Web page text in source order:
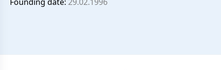
Founding date: 29.02.1996